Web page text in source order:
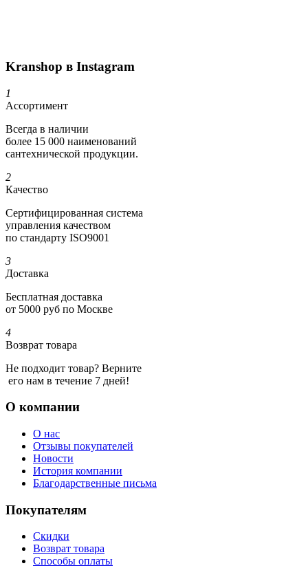
Kranshop в Instagram
1
Ассортимент
Всегда в наличии
более 15 000 наименований
сантехнической продукции.
2
Качество
Сертифициро­ванная система
управления качеством
по стандарту ISO9001
3
Доставка
Бесплатная доставка
от 5000 руб по Москве
4
Возврат товара
Не подходит товар? Верните
его нам в течение 7 дней!
О компании
О нас
Отзывы покупателей
Новости
История компании
Благодарственные письма
Покупателям
Скидки
Возврат товара
Способы оплаты